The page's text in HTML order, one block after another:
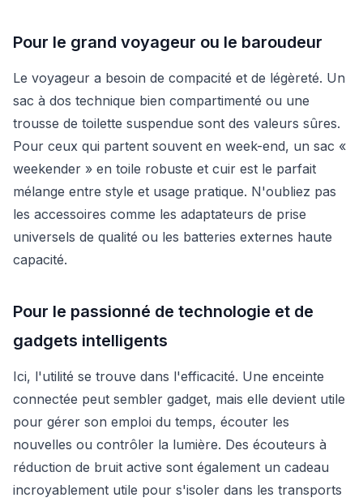
Pour le grand voyageur ou le baroudeur
Le voyageur a besoin de compacité et de légèreté. Un
sac à dos technique bien compartimenté ou une
trousse de toilette suspendue sont des valeurs sûres.
Pour ceux qui partent souvent en week-end, un sac «
weekender » en toile robuste et cuir est le parfait
mélange entre style et usage pratique. N'oubliez pas
les accessoires comme les adaptateurs de prise
universels de qualité ou les batteries externes haute
capacité.
Pour le passionné de technologie et de
gadgets intelligents
Ici, l'utilité se trouve dans l'efficacité. Une enceinte
connectée peut sembler gadget, mais elle devient utile
pour gérer son emploi du temps, écouter les
nouvelles ou contrôler la lumière. Des écouteurs à
réduction de bruit active sont également un cadeau
incroyablement utile pour s'isoler dans les transports